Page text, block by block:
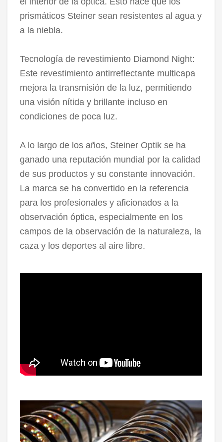
prismáticos Steiner sean resistentes al agua y
a la niebla.
Tecnología de revestimiento Diamond Night:
Este revestimiento antirreflectante multicapa
mejora la transmisión de la luz, permitiendo
una visión nítida y brillante incluso en
condiciones de poca luz.
A lo largo de los años, Steiner Optik se ha
ganado una reputación mundial por la calidad
de sus productos y su constante innovación.
La marca se ha convertido en la referencia
para los profesionales y aficionados a la
observación óptica, especialmente en los
campos de la observación de la naturaleza, la
caza y los deportes al aire libre.